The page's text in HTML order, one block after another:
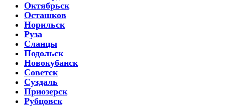
Октябрьск
Осташков
Норильск
Руза
Сланцы
Подольск
Новокубанск
Советск
Суздаль
Приозерск
Рубцовск